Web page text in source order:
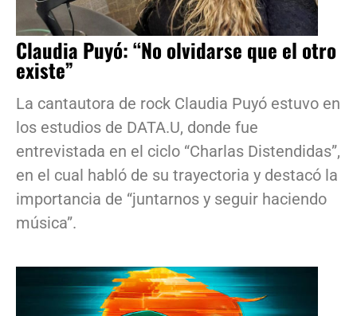
Claudia Puyó: “No olvidarse que el otro
existe”
La cantautora de rock Claudia Puyó estuvo en
los estudios de DATA.U, donde fue
entrevistada en el ciclo “Charlas Distendidas”,
en el cual habló de su trayectoria y destacó la
importancia de “juntarnos y seguir haciendo
música”.